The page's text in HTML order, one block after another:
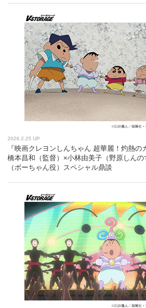
2026.2.25 UP
『映画クレヨンしんちゃん 超華麗！灼熱の
橋本昌和（監督）×小林由美子（野原しん
（ボーちゃん役）スペシャル鼎談